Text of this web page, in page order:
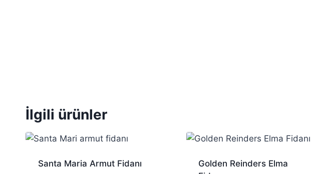
İlgili ürünler
Santa Maria Armut Fidanı
Golden Reinders Elma